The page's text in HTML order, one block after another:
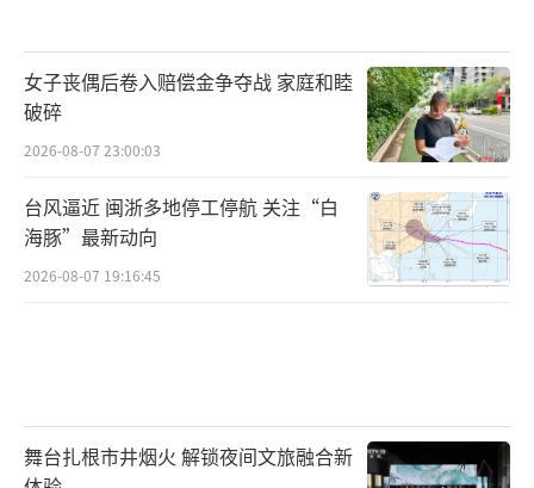
女子丧偶后卷入赔偿金争夺战 家庭和睦
破碎
2026-08-07 23:00:03
台风逼近 闽浙多地停工停航 关注“白
海豚”最新动向
2026-08-07 19:16:45
舞台扎根市井烟火 解锁夜间文旅融合新